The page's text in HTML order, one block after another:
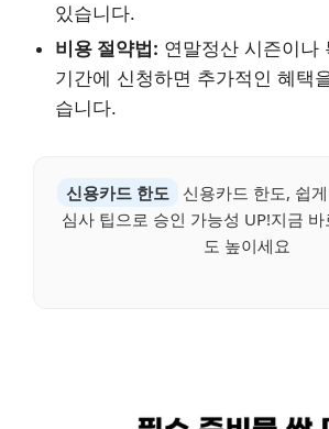
있습니다.
비용 절약법: 연말정산 시즌이나
기간에 신청하면 추가적인 혜택
습니다.
신용카드 한도
신용카드 한도, 쉽
심사 팁으로 승인 가능성 UP!지금
도 높이세요